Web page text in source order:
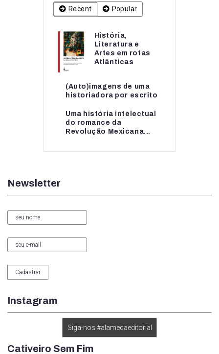
Recent Popular
História,
Literatura e
Artes em rotas
Atlânticas
(Auto)imagens de uma
historiadora por escrito
Uma história intelectual
do romance da
Revolução Mexicana...
História,
Literatura e
Artes em rotas...
(Auto)imagens de uma
historiadora por escrito
Uma história intelectual
do romance da...
Newsletter
Instagram
Siga-nos #alamedaeditorial
Cativeiro Sem Fim